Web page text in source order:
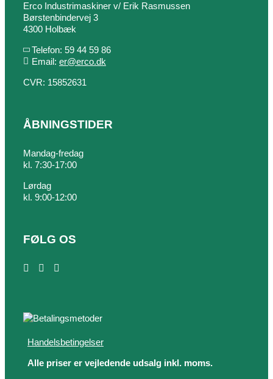
Erco Industrimaskiner v/ Erik Rasmussen
Børstenbindervej 3
4300 Holbæk
Telefon: 59 44 59 86
Email: er@erco.dk
CVR: 15852631
ÅBNINGSTIDER
Mandag-fredag
kl. 7:30-17:00
Lørdag
kl. 9:00-12:00
FØLG OS
Handelsbetingelser
Alle priser er vejledende udsalg inkl. moms.